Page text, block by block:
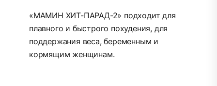
«МАМИН ХИТ-ПАРАД-2» подходит для
плавного и быстрого похудения, для
поддержания веса, беременным и
кормящим женщинам.